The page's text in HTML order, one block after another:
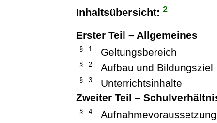
Inhaltsübersicht:2
Erster Teil – Allgemeines
§ 1 Geltungsbereich
§ 2 Aufbau und Bildungsziel
§ 3
Unterrichtsinhalte
Zweiter Teil –
§ 4